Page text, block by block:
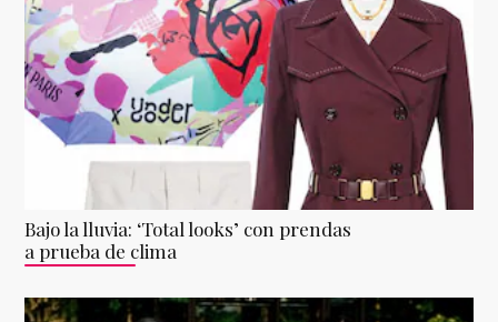
Bajo la lluvia: ‘Total looks’ con prendas
a prueba de clima